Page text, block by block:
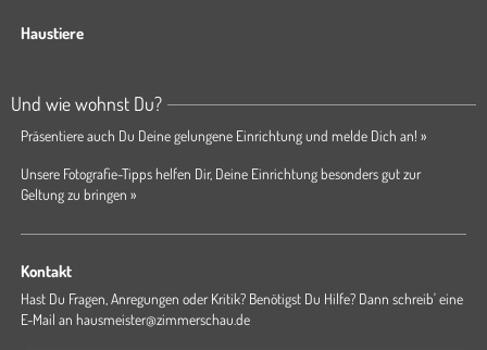
Haustiere
Und wie wohnst Du?
Präsentiere auch Du Deine gelungene Einrichtung und melde Dich an! »
Unsere Fotografie-Tipps helfen Dir, Deine Einrichtung besonders gut zur
Geltung zu bringen »
Kontakt
Hast Du Fragen, Anregungen oder Kritik? Benötigst Du Hilfe? Dann schreib' eine
E-Mail an hausmeister@zimmerschau.de